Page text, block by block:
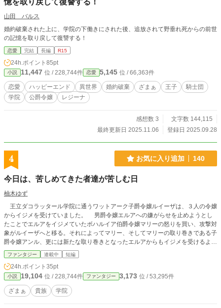
憶を取り戻して復讐する！
山田 バルス
婚約破棄された上に、学院の下働きにされた後、追放されて野垂れ死からの前世
の記憶を取り戻して復讐する！
恋愛 完結 長編 R15
24h.ポイント 85pt
小説 11,447 位 / 228,744件 恋愛 5,145 位 / 66,363件
恋愛 ハッピーエンド 異世界 婚約破棄 ざまぁ 王子
騎士団
学院
公爵令嬢 レジーナ
感想数 3
文字数 144,115
最終更新日 2025.11.06
登録日 2025.09.28
4 お気に入り追加 140
今日は、苦しめてきた者達が苦しむ日
柚木ゆず
王立ダコラッタール学院に通うワットアーク子爵令嬢ルイーザは、３人の令嬢
からイジメを受けていました。 男爵令嬢エルアへの嫌がらせを止めようとし
たことでエルアをイジメていたボハルイア伯爵令嬢マリーの怒りを買い、攻撃対
象がルイーザへと移る。それによってマリー、そしてマリーの取り巻きである子
爵令嬢アンル、更には新たな取り巻きとなったエルアからもイジメを受けるよう
になってしまったのです。 「……もう、無理です……」 学院内に助けを求め
られる人はおらず、家族に相談しても『我慢しろ』の一点張り。４か月間耐えて
いたものの心身ともに限界を迎えてしまい、ルイーザは命を絶つべく自室の窓か
ら飛び降りてしまったのでした。 「！？ ここは、わたしの部屋……！？ そ
れに、これは……！？」 ですがルイーザが目を覚ますと、そこは自室のベッ
ド。２階から飛び降りたはずなのに、怪我一つしていなかったのでした。 し
ファンタジー 連載中 短編
24h.ポイント 35pt
小説 19,104 位 / 228,744件 ファンタジー 3,173 位 / 53,295件
ざまぁ 貴族 学院